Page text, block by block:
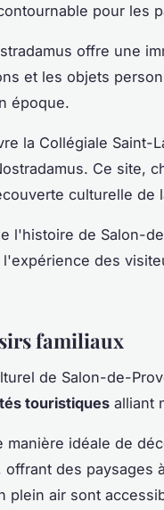
pour les
offre une
et les objets
époque.
la Collégiale Saint-
Ce site,
culturelle de
l'histoire de Salon-
des
familiaux
de Salon-de-
touristiques alliant
manière idéale de
des paysages
plein air sont